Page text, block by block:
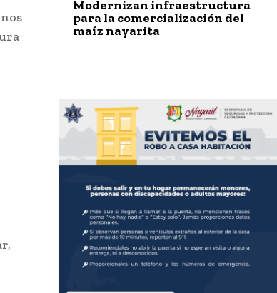
Modernizan infraestructura
para la comercialización del
maíz nayarita